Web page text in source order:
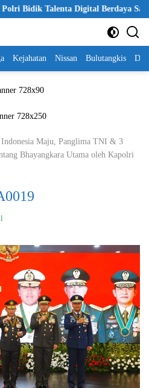
Talenta Digital Berdaya Saing Global
Kejahatan Nissan Bulutangkis
Maju, Panglima TNI & 3
Bhayangkara Utama oleh Kapolri